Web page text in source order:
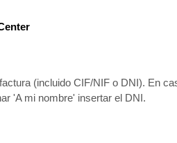
(incluido CIF/NIF o DNI). En
'A mi nombre' insertar el DNI.